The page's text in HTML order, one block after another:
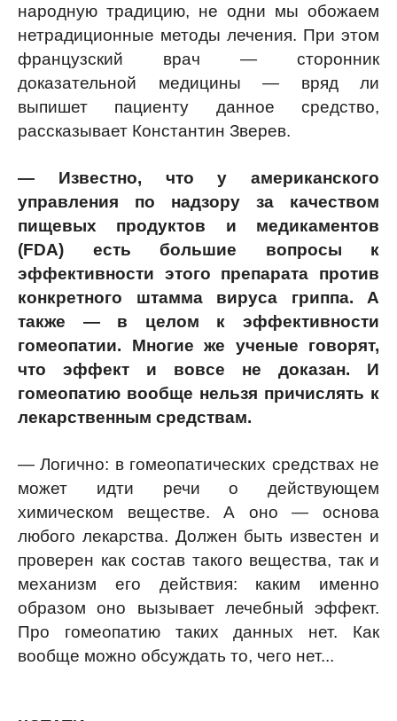
народную традицию, не одни мы обожаем
нетрадиционные методы лечения. При этом
французский врач — сторонник
доказательной медицины — вряд ли
выпишет пациенту данное средство,
рассказывает Константин Зверев.
— Известно, что у американского
управления по надзору за качеством
пищевых продуктов и медикаментов
(FDA) есть большие вопросы к
эффективности этого препарата против
конкретного штамма вируса гриппа. А
также — в целом к эффективности
гомеопатии. Многие же ученые говорят,
что эффект и вовсе не доказан. И
гомеопатию вообще нельзя причислять к
лекарственным средствам.
— Логично: в гомеопатических средствах не
может идти речи о действующем
химическом веществе. А оно — основа
любого лекарства. Должен быть известен и
проверен как состав такого вещества, так и
механизм его действия: каким именно
образом оно вызывает лечебный эффект.
Про гомеопатию таких данных нет. Как
вообще можно обсуждать то, чего нет...